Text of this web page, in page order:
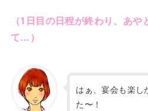
（1日目の日程が終わり、あ
て…）
はぁ、宴会も楽し
た〜！